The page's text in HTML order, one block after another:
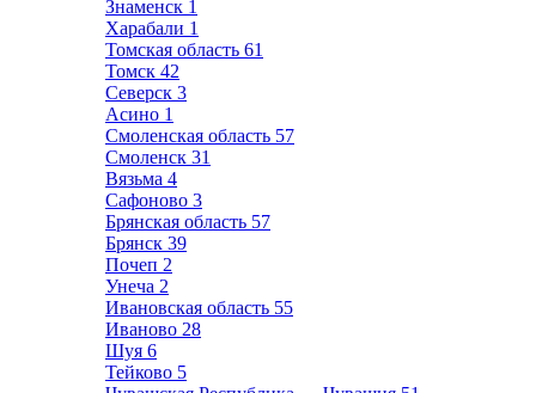
Знаменск 1
Харабали 1
Томская область 61
Томск 42
Северск 3
Асино 1
Смоленская область 57
Смоленск 31
Вязьма 4
Сафоново 3
Брянская область 57
Брянск 39
Почеп 2
Унеча 2
Ивановская область 55
Иваново 28
Шуя 6
Тейково 5